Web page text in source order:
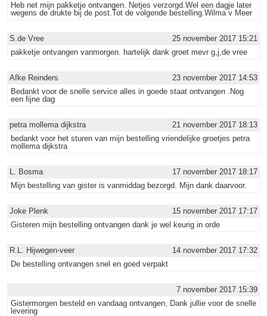
Heb net mijn pakketje ontvangen. Netjes verzorgd.Wel een dagje later
wegens de drukte bij de post.Tot de volgende bestelling.Wilma v Meer
S.de Vree
25 november 2017 15:21
pakketje ontvangen vanmorgen. hartelijk dank groet mevr g,j,de vree
Afke Reinders
23 november 2017 14:53
Bedankt voor de snelle service alles in goede staat ontvangen .Nog
een fijne dag
petra mollema dijkstra
21 november 2017 18:13
bedankt voor het sturen van mijn bestelling vriendelijke groetjes petra
mollema dijkstra
L. Bosma
17 november 2017 18:17
Mijn bestelling van gister is vanmiddag bezorgd. Mijn dank daarvoor.
Joke Plenk
15 november 2017 17:17
Gisteren mijn bestelling ontvangen dank je wel keurig in orde
R.L. Hijwegen-veer
14 november 2017 17:32
De bestelling ontvangen snel en goed verpakt
7 november 2017 15:39
Gistermorgen besteld en vandaag ontvangen, Dank jullie voor de snelle
levering